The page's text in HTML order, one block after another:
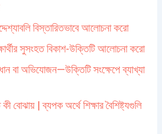
বিস্তারিতভাবে আলোচনা করো
সুসংহত বিকাশ-উক্তিটি আলোচনা করো
বা অভিযোজন—উক্তিটি সংক্ষেপে ব্যাখ্যা
বোঝায় | ব্যপক অর্থে শিক্ষার বৈশিষ্ট্যগুলি